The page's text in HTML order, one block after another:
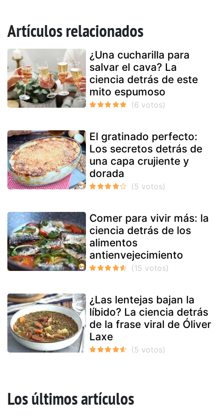
Artículos relacionados
¿Una cucharilla para
salvar el cava? La
ciencia detrás de este
mito espumoso
El gratinado perfecto:
Los secretos detrás de
una capa crujiente y
dorada
Comer para vivir más: la
ciencia detrás de los
alimentos
antienvejecimiento
¿Las lentejas bajan la
líbido? La ciencia detrás
de la frase viral de Óliver
Laxe
Los últimos artículos